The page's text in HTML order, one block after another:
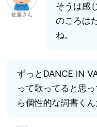
佐藤さん
そうは感
のころは
ね。
ずっとDANCE IN
って歌ってると思
ら個性的な詞書くん